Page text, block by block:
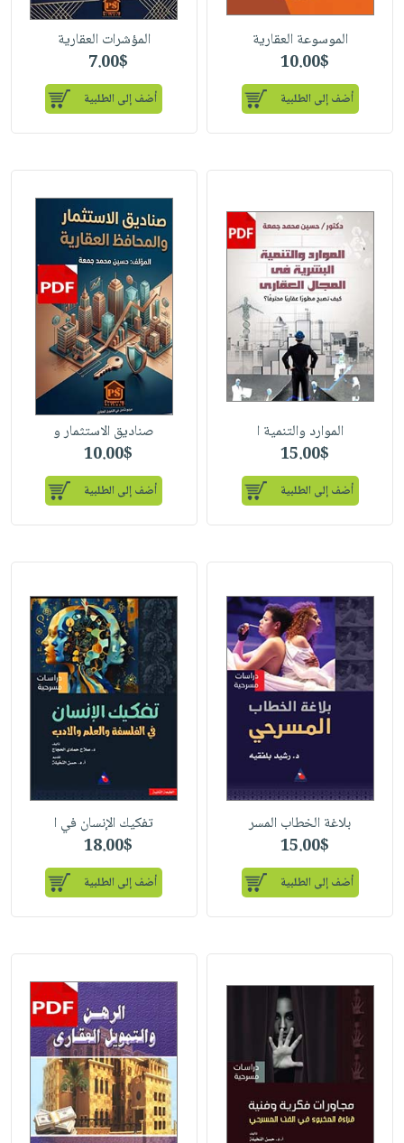
الموسوعة العقارية
10.00$
أضف إلى الطلبية
المؤشرات العقارية
7.00$
أضف إلى الطلبية
الموارد والتنمية ا
15.00$
أضف إلى الطلبية
صناديق الاستثمار و
10.00$
أضف إلى الطلبية
بلاغة الخطاب المسر
15.00$
أضف إلى الطلبية
تفكيك الإنسان في ا
18.00$
أضف إلى الطلبية